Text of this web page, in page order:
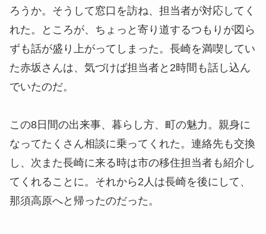
ろうか。そうして窓口を訪ね、担当者が対応してく
れた。ところが、ちょっと寄り道するつもりが図ら
ずも話が盛り上がってしまった。長崎を満喫してい
た赤坂さんは、気づけば担当者と2時間も話し込ん
でいたのだ。
この8日間の出来事、暮らし方、町の魅力。親身に
なってたくさん相談に乗ってくれた。連絡先も交換
し、次また長崎に来る時は市の移住担当者も紹介し
てくれることに。それから2人は長崎を後にして、
那須高原へと帰ったのだった。